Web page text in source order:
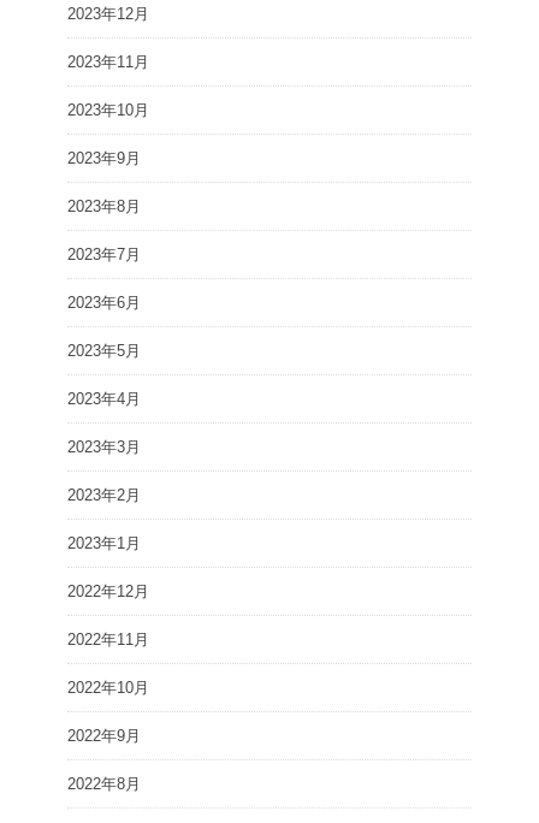
2023年12月
2023年11月
2023年10月
2023年9月
2023年8月
2023年7月
2023年6月
2023年5月
2023年4月
2023年3月
2023年2月
2023年1月
2022年12月
2022年11月
2022年10月
2022年9月
2022年8月